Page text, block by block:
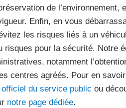
de l’environnement,
Enfin, en vous
les risques liés à un
risques pour la sécurité. Notre
notamment
centres agréés. Pour en
officiel du service public ou
notre page dédiée.